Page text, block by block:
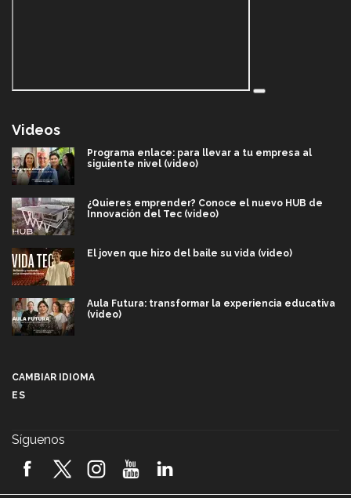
Videos
Programa enlace: para llevar a tu empresa al
siguiente nivel (video)
¿Quieres emprender? Conoce el nuevo HUB de
Innovación del Tec (video)
El joven que hizo del baile su vida (video)
Aula Futura: transformar la experiencia educativa
(video)
2026! (video)
CAMBIAR IDIOMA
ES
Síguenos